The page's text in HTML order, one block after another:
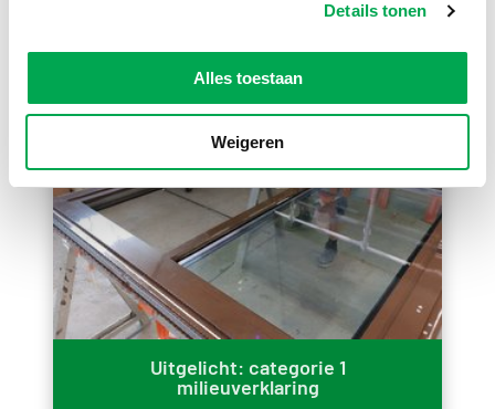
Details tonen
Alles toestaan
Weigeren
Uitgelicht: categorie 1
milieuverklaring